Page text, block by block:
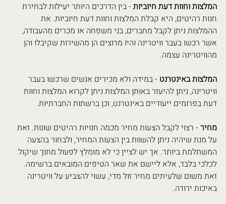
המלצות וחוות דעת חיוביות - בין הדרכים היותר יעילות לבחירת
חנות רהיטים, היא קבלת המלצות וחוות דעת חיוביות. את
ההמלצות ניתן לקבל מחברים, בני משפחה או מכרים מהעבודה,
אשר רכשו בעבר וויטרינה והיו מרוצים הן מהשירות שקיבלו והן
מהוויטרינה עצמה.
המלצות באינטרנט - במידה ולא מכירים אנשים שרכשו בעבר
וויטרינה, ניתן להיעזר באותן המלצות ניתן לקרוא המלצות וחוות
דעת בפרומים ייעודיים באינטרנט, וכן ברשתות החברתיות.
מחיר - רצוי לקבל הצעות מחיר מכמה חנויות רהיטים שונות. זאת
על מנת שיהיה ניתן להשוות בין הצעות המחיר, ולבחור בהצעה
המשתלמת ביותר. אך יש לציין כי לא מומלץ לפעול מתוך שיקול
לכלכי בלבד, אלא ליישם את שאר הטיפים המובאים ברשימה.
זאת משום שלעיתים מחיר זול מדי, עשוי להצביע על וויטרינה
באיכות ירודה.